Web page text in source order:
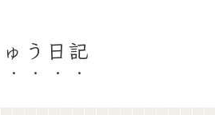
ゅう日記